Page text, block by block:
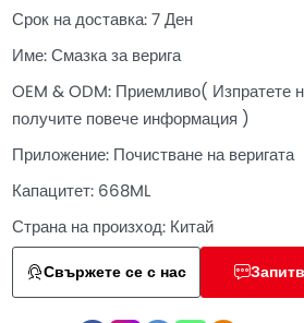
Срок на доставка: 7 Ден
Име: Смазка за верига
OEM & ODM: Приемливо( Изпратете
получите повече информация )
Приложение: Почистване на веригата
Капацитет: 668ML
Страна на произход: Китай
Свържете се с нас